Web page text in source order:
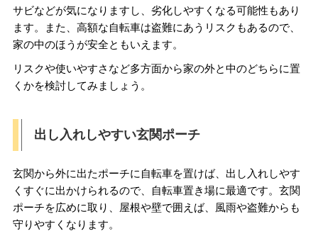
サビなどが気になりますし、劣化しやすくなる可能性もあり
ます。また、高額な自転車は盗難にあうリスクもあるので、
家の中のほうが安全ともいえます。
リスクや使いやすさなど多方面から家の外と中のどちらに置
くかを検討してみましょう。
出し入れしやすい玄関ポーチ
玄関から外に出たポーチに自転車を置けば、出し入れしやす
くすぐに出かけられるので、自転車置き場に最適です。玄関
ポーチを広めに取り、屋根や壁で囲えば、風雨や盗難からも
守りやすくなります。